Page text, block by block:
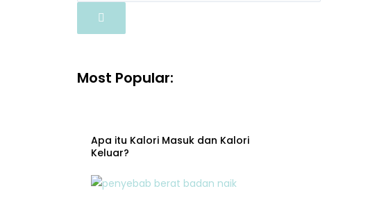
Most Popular:
Apa itu Kalori Masuk dan Kalori
Keluar?